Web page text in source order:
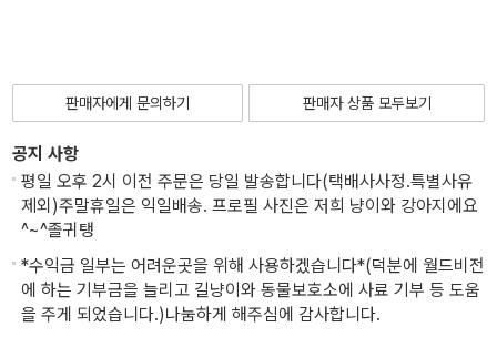
판매자에게 문의하기 판매자 상품 모두보기
공지 사항
평일 오후 2시 이전 주문은 당일 발송합니다(택배사사정.특별사유
제외)주말휴일은 익일배송. 프로필 사진은 저희 냥이와 강아지에요
^~^졸귀탱
*수익금 일부는 어려운곳을 위해 사용하겠습니다*(덕분에 월드비전
에 하는 기부금을 늘리고 길냥이와 동물보호소에 사료 기부 등 도움
을 주게 되었습니다.)나눔하게 해주심에 감사합니다.